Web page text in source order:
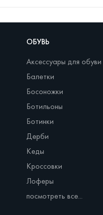
ОБУВЬ
Аксессуары для обуви
Балетки
Босоножки
Ботильоны
Ботинки
Дерби
Кеды
Кроссовки
Лоферы
посмотреть все...